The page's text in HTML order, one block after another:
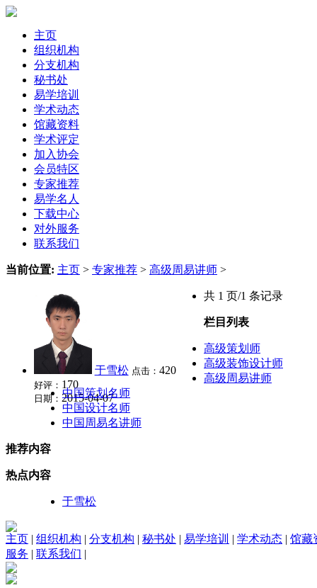
主页
组织机构
分支机构
秘书处
易学培训
学术动态
馆藏资料
学术评定
加入协会
会员特区
专家推荐
易学名人
下载中心
对外服务
联系我们
当前位置: 主页 > 专家推荐 > 高级周易讲师 >
于雪松 点击： 420
好评： 170
日期： 2015-04-07
共 1 页/1 条记录
栏目列表
高级策划师
高级装饰设计师
高级周易讲师
中国策划名师
中国设计名师
中国周易名讲师
推荐内容
热点内容
于雪松
主页 | 组织机构 | 分支机构 | 秘书处 | 易学培训 | 学术动态 | 馆藏
服务 | 联系我们 |